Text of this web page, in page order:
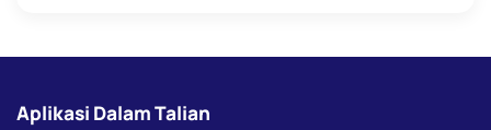
Aplikasi Dalam Talian